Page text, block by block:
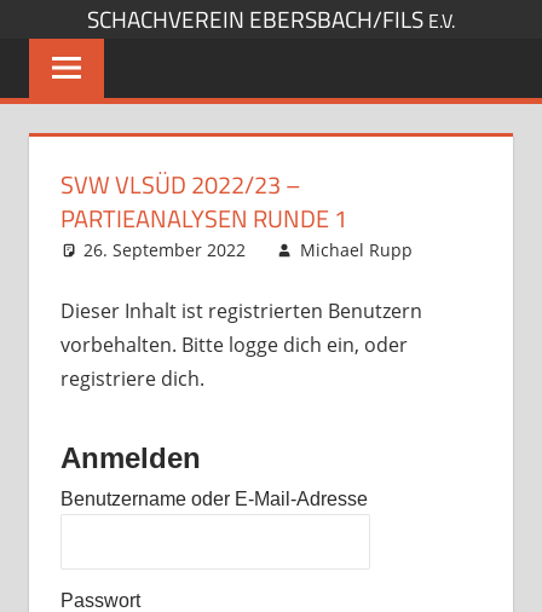
springen
SCHACHVEREIN EBERSBACH/FILS E.V.
SVW VLSÜD 2022/23 –
PARTIEANALYSEN RUNDE 1
26. September 2022
Michael Rupp
Dieser Inhalt ist registrierten Benutzern
vorbehalten. Bitte logge dich ein, oder
registriere dich.
Anmelden
Benutzername oder E-Mail-Adresse
Passwort